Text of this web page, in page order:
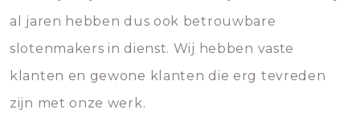
al jaren hebben dus ook betrouwbare
slotenmakers in dienst. Wij hebben vaste
klanten en gewone klanten die erg tevreden
zijn met onze werk.